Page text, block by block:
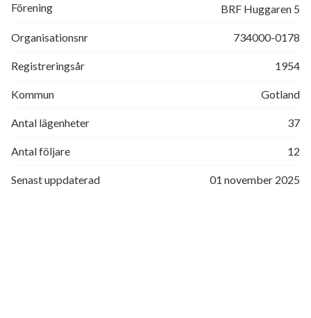
Förening BRF Huggaren 5
Organisationsnr 734000-0178
Registreringsår 1954
Kommun Gotland
Antal lägenheter 37
Antal följare 12
Senast uppdaterad 01 november 2025